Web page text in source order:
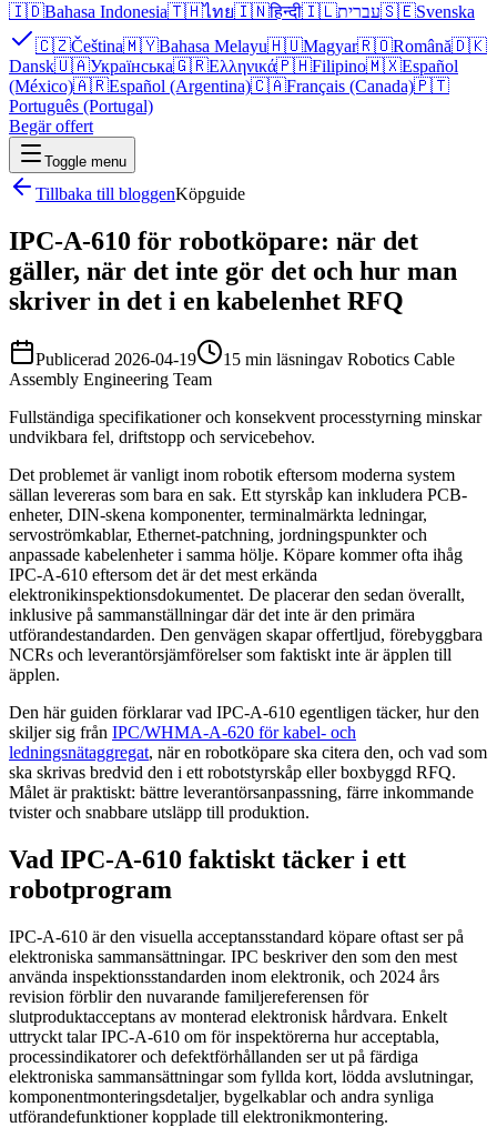
🇮🇩Bahasa Indonesia🇹🇭ไทย🇮🇳हिन्दी🇮🇱עברית🇸🇪Svenska
🇨🇿Čeština🇲🇾Bahasa Melayu🇭🇺Magyar🇷🇴Română🇩🇰
Dansk🇺🇦Українська🇬🇷Ελληνικά🇵🇭Filipino🇲🇽Español
(México)🇦🇷Español (Argentina)🇨🇦Français (Canada)🇵🇹
Português (Portugal)
Begär offert
Toggle menu
Tillbaka till bloggenKöpguide
IPC-A-610 för robotköpare: när det
gäller, när det inte gör det och hur man
skriver in det i en kabelenhet RFQ
Publicerad 2026-04-19 15 min läsningav Robotics Cable
Assembly Engineering Team
Fullständiga specifikationer och konsekvent processtyrning minskar
undvikbara fel, driftstopp och servicebehov.
Det problemet är vanligt inom robotik eftersom moderna system
sällan levereras som bara en sak. Ett styrskåp kan inkludera PCB-
enheter, DIN-skena komponenter, terminalmärkta ledningar,
servoströmkablar, Ethernet-patchning, jordningspunkter och
anpassade kabelenheter i samma hölje. Köpare kommer ofta ihåg
IPC-A-610 eftersom det är det mest erkända
elektronikinspektionsdokumentet. De placerar den sedan överallt,
inklusive på sammanställningar där det inte är den primära
utförandestandarden. Den genvägen skapar offertljud, förebyggbara
NCRs och leverantörsjämförelser som faktiskt inte är äpplen till
äpplen.
Den här guiden förklarar vad IPC-A-610 egentligen täcker, hur den
skiljer sig från IPC/WHMA-A-620 för kabel- och
ledningsnätaggregat, när en robotköpare ska citera den, och vad som
ska skrivas bredvid den i ett robotstyrskåp eller boxbyggd RFQ.
Målet är praktiskt: bättre leverantörsanpassning, färre inkommande
tvister och snabbare utsläpp till produktion.
Vad IPC-A-610 faktiskt täcker i ett
robotprogram
IPC-A-610 är den visuella acceptansstandard köpare oftast ser på
elektroniska sammansättningar. IPC beskriver den som den mest
använda inspektionsstandarden inom elektronik, och 2024 års
revision förblir den nuvarande familjereferensen för
slutproduktacceptans av monterad elektronisk hårdvara. Enkelt
uttryckt talar IPC-A-610 om för inspektörerna hur acceptabla,
processindikatorer och defektförhållanden ser ut på färdiga
elektroniska sammansättningar som fyllda kort, lödda avslutningar,
komponentmonteringsdetaljer, bygelkablar och andra synliga
utförandefunktioner kopplade till elektronikmontering.